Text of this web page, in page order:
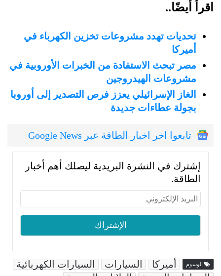
اقرأ أيضًا..
تحديات تهدد مشروعات تخزين الكهرباء في
أميركا
مصر تبحث الاستفادة من الخبرات الأوروبية في
مشروعات الهيدروجين
الغاز الإسرائيلي يعزز فرص التصدير إلى أوروبا
بجولة عطاءات جديدة
تابعوا اخر اخبار الطاقة عبر Google News
إشترك في النشرة البريدية ليصلك أهم أخبار
الطاقة.
الوسوم أميركا السيارات
السيارات الكهربائية